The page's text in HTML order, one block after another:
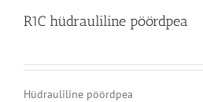
R1C hüdrauliline pöördpea
Hüdrauliline pöördpea